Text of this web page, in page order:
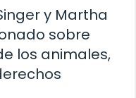
y Martha
sobre
los animales,